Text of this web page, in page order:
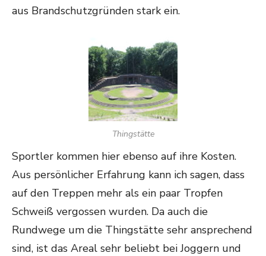
aus Brandschutzgründen stark ein.
Thingstätte
Sportler kommen hier ebenso auf ihre Kosten.
Aus persönlicher Erfahrung kann ich sagen, dass
auf den Treppen mehr als ein paar Tropfen
Schweiß vergossen wurden. Da auch die
Rundwege um die Thingstätte sehr ansprechend
sind, ist das Areal sehr beliebt bei Joggern und